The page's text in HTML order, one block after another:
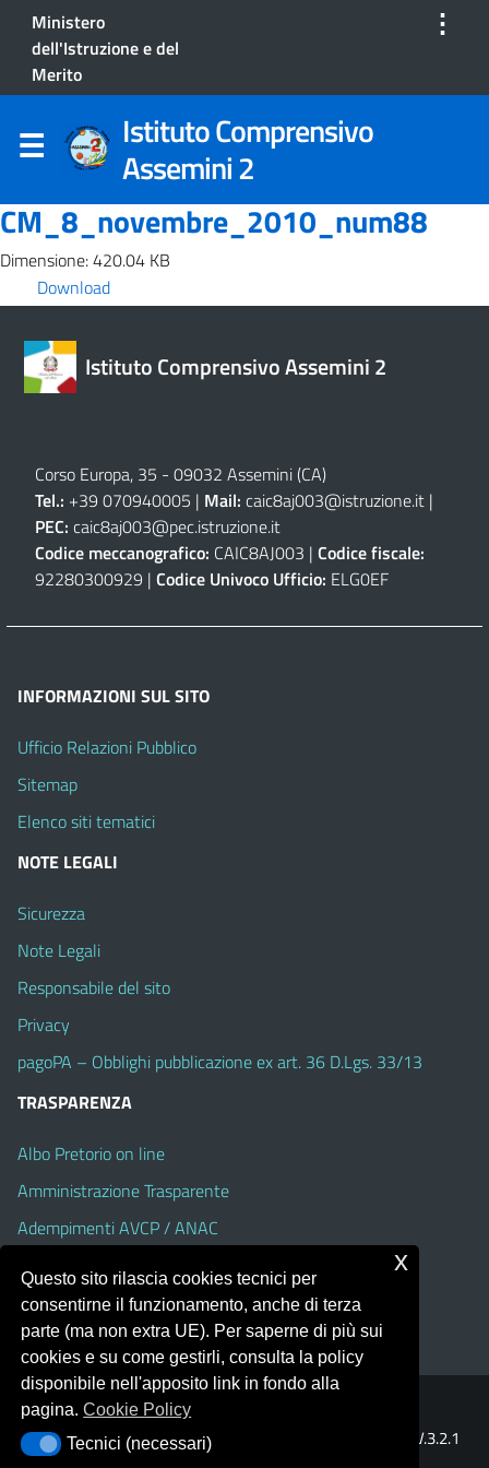
Ministero
dell'Istruzione e del
Merito
⋮
Istituto Comprensivo
Assemini 2
CM_8_novembre_2010_num88
Dimensione: 420.04 KB
Download
Istituto Comprensivo Assemini 2
Corso Europa, 35 - 09032 Assemini (CA)
Tel.: +39 070940005 | Mail: caic8aj003@istruzione.it |
PEC: caic8aj003@pec.istruzione.it
Codice meccanografico: CAIC8AJ003 | Codice fiscale:
92280300929 | Codice Univoco Ufficio: ELG0EF
INFORMAZIONI SUL SITO
Ufficio Relazioni Pubblico
Sitemap
Elenco siti tematici
NOTE LEGALI
Sicurezza
Note Legali
Responsabile del sito
Privacy
pagoPA – Obblighi pubblicazione ex art. 36 D.Lgs. 33/13
TRASPARENZA
Albo Pretorio on line
Amministrazione Trasparente
Adempimenti AVCP / ANAC
Dichiarazione di accessibilità
Portale realizzato con la piattaforma
Template Italia configurato sul tema accessibile
V.3.2.1
(Alioth)
Questo sito rilascia cookies tecnici per
consentirne il funzionamento, anche di terza
parte (ma non extra UE). Per saperne di più sui
cookies e su come gestirli, consulta la policy
disponibile nell'apposito link in fondo alla
pagina.Cookie Policy
Tecnici (necessari)
Tecnici (necessari)
x